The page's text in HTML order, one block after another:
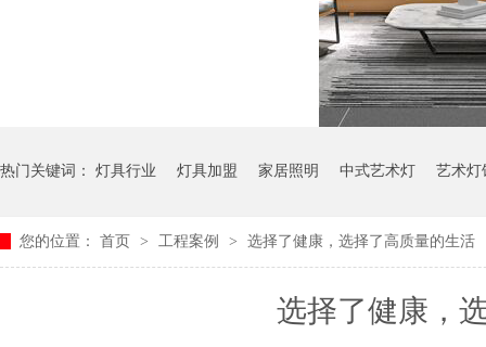
热门关键词： 灯具行业 灯具加盟 家居照明 中式艺术灯 艺术灯
您的位置： 首页 > 工程案例 > 选择了健康，选择了高质量的生活
选择了健康